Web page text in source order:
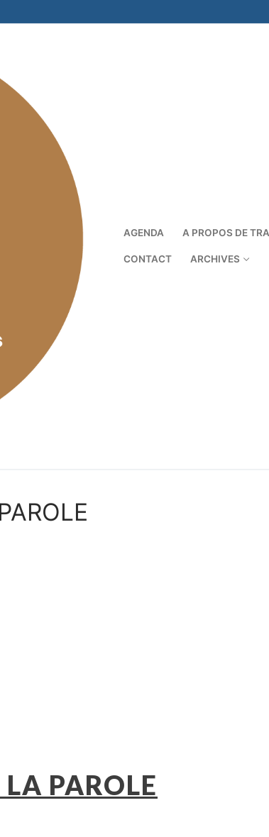
AGENDA A PROPOS DE
CONTACT ARCHIVES
PAROLE